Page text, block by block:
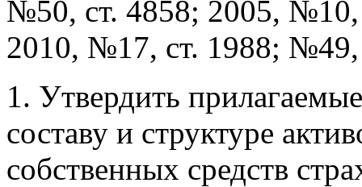
№50, ст. 4858; 2005,
2010, №17, ст. 1988; №49,
1. Утвердить
составу и структуре
собственных средств